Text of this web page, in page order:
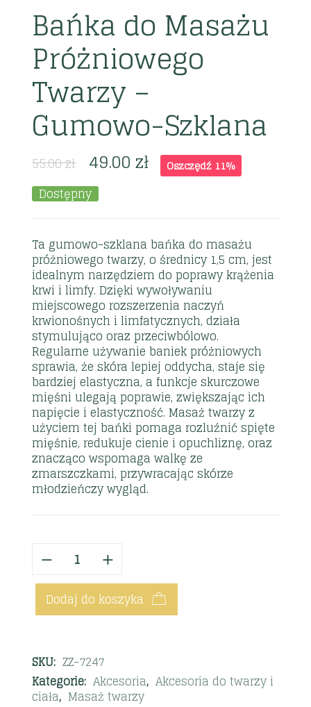
Bańka do Masażu
Próżniowego
Twarzy –
Gumowo-Szklana
55.00zł 49.00zł Oszczędź 11%
Dostępny
Ta gumowo-szklana bańka do masażu
próżniowego twarzy, o średnicy 1,5 cm, jest
idealnym narzędziem do poprawy krążenia
krwi i limfy. Dzięki wywoływaniu
miejscowego rozszerzenia naczyń
krwionośnych i limfatycznych, działa
stymulująco oraz przeciwbólowo.
Regularne używanie baniek próżniowych
sprawia, że skóra lepiej oddycha, staje się
bardziej elastyczna, a funkcje skurczowe
mięśni ulegają poprawie, zwiększając ich
napięcie i elastyczność. Masaż twarzy z
użyciem tej bańki pomaga rozluźnić spięte
mięśnie, redukuje cienie i opuchliznę, oraz
znacząco wspomaga walkę ze
zmarszczkami, przywracając skórze
młodzieńczy wygląd.
Dodaj do koszyka
SKU: ZZ-7247
Kategorie: Akcesoria, Akcesoria do twarzy i
ciała, Masaż twarzy